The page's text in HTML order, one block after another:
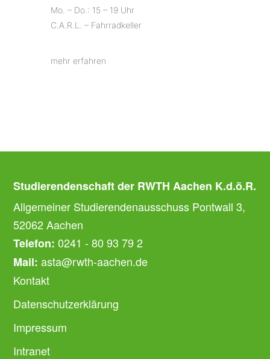
Mo. – Do.: 15 – 19 Uhr
C.A.R.L. – Fahrradkeller
mehr erfahren
Studierendenschaft der RWTH Aachen K.d.ö.R.
Allgemeiner Studierendenausschuss Pontwall 3,
52062 Aachen
Telefon: 0241 - 80 93 79 2
Mail: asta@rwth-aachen.de
Kontakt
Datenschutzerklärung
Impressum
Intranet